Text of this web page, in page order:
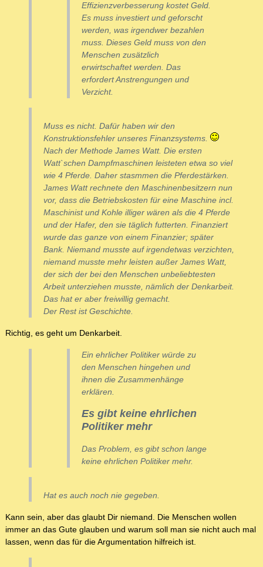
Effizienzverbesserung kostet Geld.
Es muss investiert und geforscht
werden, was irgendwer bezahlen
muss. Dieses Geld muss von den
Menschen zusätzlich
erwirtschaftet werden. Das
erfordert Anstrengungen und
Verzicht.
Muss es nicht. Dafür haben wir den
Konstruktionsfehler unseres Finanzsystems.
Nach der Methode James Watt. Die ersten
Watt`schen Dampfmaschinen leisteten etwa so viel
wie 4 Pferde. Daher stasmmen die Pferdestärken.
James Watt rechnete den Maschinenbesitzern nun
vor, dass die Betriebskosten für eine Maschine incl.
Maschinist und Kohle illiger wären als die 4 Pferde
und der Hafer, den sie täglich futterten. Finanziert
wurde das ganze von einem Finanzier; später
Bank. Niemand musste auf irgendetwas verzichten,
niemand musste mehr leisten außer James Watt,
der sich der bei den Menschen unbeliebtesten
Arbeit unterziehen musste, nämlich der Denkarbeit.
Das hat er aber freiwillig gemacht.
Der Rest ist Geschichte.
Richtig, es geht um Denkarbeit.
Ein ehrlicher Politiker würde zu
den Menschen hingehen und
ihnen die Zusammenhänge
erklären.
Es gibt keine ehrlichen
Politiker mehr
Das Problem, es gibt schon lange
keine ehrlichen Politiker mehr.
Hat es auch noch nie gegeben.
Kann sein, aber das glaubt Dir niemand. Die Menschen wollen
immer an das Gute glauben und warum soll man sie nicht auch mal
lassen, wenn das für die Argumentation hilfreich ist.